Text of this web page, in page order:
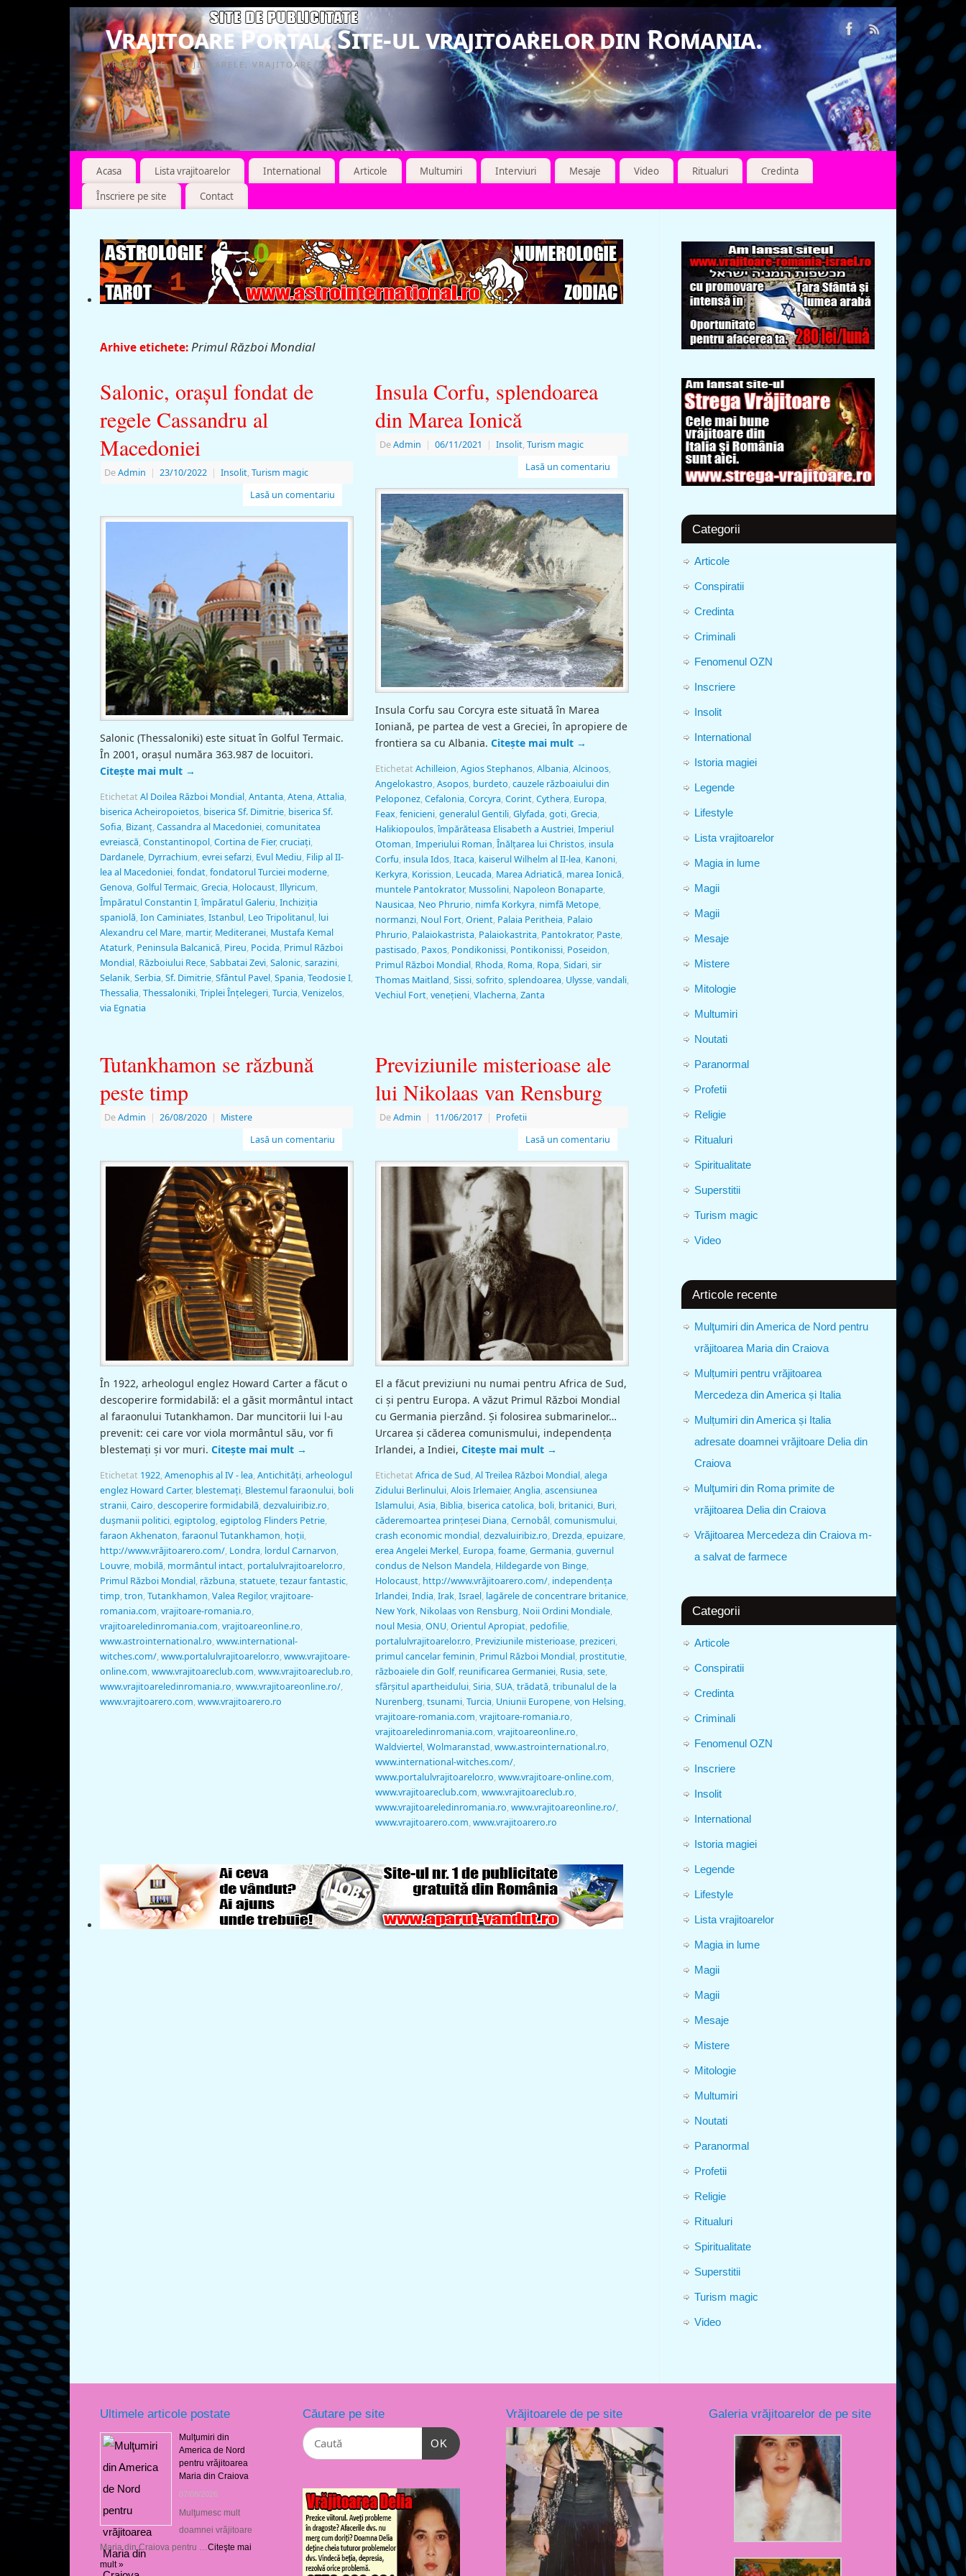
Vrajitoare Portal. Site-ul vrajitoarelor din Romania.
VRAJITOARE, VRAJITOARELE, VRAJITOARE
Acasa Lista vrajitoarelor International Articole Multumiri Interviuri Mesaje Video Ritualuri
Credinta
Înscriere pe site
Contact
Arhive etichete: Primul Război Mondial
Salonic, oraşul fondat de
regele Cassandru al
Macedoniei
DeAdmin | 23/10/2022 | Insolit, Turism magic
Lasă un comentariu
Salonic (Thessaloniki) este situat în Golful Termaic.
În 2001, oraşul număra 363.987 de locuitori.
Citește mai mult →
Etichetat Al Doilea Război Mondial,Antanta,Atena,Attalia,
biserica Acheiropoietos, biserica Sf. Dimitrie, biserica Sf.
Sofia, Bizanţ,Cassandra al Macedoniei,comunitatea
evreiască,Constantinopol,Cortina de Fier,cruciaţi,
Dardanele, Dyrrachium,evrei sefarzi, Evul Mediu, Filip al II-
lea al Macedoniei,fondat,fondatorul Turciei moderne,
Genova,Golful Termaic,Grecia, Holocaust,Illyricum,
Împăratul Constantin I,împăratul Galeriu,Inchiziţia
spaniolă,Ion Caminiates,Istanbul, Leo Tripolitanul, lui
Alexandru cel Mare, martir, Mediteranei, Mustafa Kemal
Ataturk, Peninsula Balcanică, Pireu, Pocida, Primul Război
Mondial, Războiului Rece,Sabbatai Zevi,Salonic,sarazini,
Selanik,Serbia,Sf. Dimitrie,Sfântul Pavel,Spania,Teodosie I,
Thessalia,Thessaloniki,Triplei Înţelegeri,Turcia,Venizelos,
via Egnatia
Insula Corfu, splendoarea
din Marea Ionică
DeAdmin | 06/11/2021 | Insolit, Turism magic
Lasă un comentariu
Insula Corfu sau Corcyra este situată în Marea
Ioniană, pe partea de vest a Greciei, în apropiere de
frontiera sa cu Albania. Citește mai mult →
Etichetat Achilleion,Agios Stephanos,Albania,Alcinoos,
Angelokastro,Asopos, burdeto,cauzele războaiului din
Peloponez,Cefalonia,Corcyra,Corint,Cythera, Europa,
Feax,fenicieni,generalul Gentili,Glyfada,goti,Grecia,
Halikiopoulos,împărăteasa Elisabeth a Austriei,Imperiul
Otoman,Imperiului Roman,Înălţarea lui Christos, insula
Corfu, insula Idos,Itaca, kaiserul Wilhelm al II-lea, Kanoni,
Kerkyra, Korission, Leucada, Marea Adriatică, marea Ionică,
muntele Pantokrator, Mussolini, Napoleon Bonaparte,
Nausicaa, Neo Phrurio, nimfa Korkyra, nimfă Metope,
normanzi, Noul Fort,Orient, Palaia Peritheia, Palaio
Phrurio, Palaiokastrista, Palaiokastrita, Pantokrator, Paste,
pastisado, Paxos, Pondikonissi, Pontikonissi, Poseidon,
Primul Război Mondial, Rhoda, Roma, Ropa,Sidari,sir
Thomas Maitland,Sissi,sofrito,splendoarea, Ulysse,vandali,
Vechiul Fort,veneţieni,Vlacherna,Zanta
Tutankhamon se răzbună
peste timp
DeAdmin | 26/08/2020 | Mistere
Lasă un comentariu
În 1922, arheologul englez Howard Carter a făcut o
descoperire formidabilă: el a găsit mormântul intact
al faraonului Tutankhamon. Dar muncitorii lui l-au
prevenit: cei care vor viola mormântul său, vor fi
blestemaţi şi vor muri. Citește mai mult →
Etichetat 1922,Amenophis al IV - lea,Antichităţi,arheologul
englez Howard Carter, blestemaţi, Blestemul faraonului, boli
stranii,Cairo,descoperire formidabilă,dezvaluiribiz.ro,
duşmanii politici,egiptolog,egiptolog Flinders Petrie,
faraon Akhenaton,faraonul Tutankhamon, hoţii,
http://www.vrăjitoarero.com/, Londra, lordul Carnarvon,
Louvre, mobilă, mormântul intact, portalulvrajitoarelor.ro,
Primul Război Mondial, răzbuna,statuete,tezaur fantastic,
timp,tron,Tutankhamon,Valea Regilor,vrajitoare-
romania.com,vrajitoare-romania.ro,
vrajitoareledinromania.com,vrajitoareonline.ro,
www.astrointernational.ro,www.international-
witches.com/,www.portalulvrajitoarelor.ro,www.vrajitoare-
online.com,www.vrajitoareclub.com,www.vrajitoareclub.ro,
www.vrajitoareledinromania.ro,www.vrajitoareonline.ro/,
www.vrajitoarero.com,www.vrajitoarero.ro
Previziunile misterioase ale
lui Nikolaas van Rensburg
DeAdmin | 11/06/2017 | Profetii
Lasă un comentariu
El a făcut previziuni nu numai pentru Africa de Sud,
ci şi pentru Europa. A văzut Primul Război Mondial
cu Germania pierzând. Şi folosirea submarinelor…
Urcarea şi căderea comunismului, independenţa
Irlandei, a Indiei, Citește mai mult →
Etichetat Africa de Sud,Al Treilea Război Mondial,alega
Zidului Berlinului,Alois Irlemaier,Anglia,ascensiunea
Islamului,Asia, Biblia, biserica catolica, boli, britanici, Buri,
căderemoartea prinţesei Diana,Cernobâl,comunismului,
crash economic mondial,dezvaluiribiz.ro, Drezda,epuizare,
erea Angelei Merkel, Europa,foame,Germania,guvernul
condus de Nelson Mandela, Hildegarde von Binge,
Holocaust, http://www.vrăjitoarero.com/, independenţa
Irlandei,India,Irak,Israel, lagărele de concentrare britanice,
New York, Nikolaas von Rensburg, Noii Ordini Mondiale,
noul Mesia,ONU,Orientul Apropiat, pedofilie,
portalulvrajitoarelor.ro, Previziunile misterioase, preziceri,
primul cancelar feminin, Primul Război Mondial, prostitutie,
războaiele din Golf, reunificarea Germaniei, Rusia,sete,
sfârşitul apartheidului,Siria,SUA,trădată,tribunalul de la
Nurenberg,tsunami,Turcia, Uniunii Europene,von Helsing,
vrajitoare-romania.com,vrajitoare-romania.ro,
vrajitoareledinromania.com,vrajitoareonline.ro,
Waldviertel,Wolmaranstad,www.astrointernational.ro,
www.international-witches.com/,
www.portalulvrajitoarelor.ro,www.vrajitoare-online.com,
www.vrajitoareclub.com,www.vrajitoareclub.ro,
www.vrajitoareledinromania.ro,www.vrajitoareonline.ro/,
www.vrajitoarero.com,www.vrajitoarero.ro
Categorii
Articole
Conspiratii
Credinta
Criminali
Fenomenul OZN
Inscriere
Insolit
International
Istoria magiei
Legende
Lifestyle
Lista vrajitoarelor
Magia in lume
Magii
Magii
Mesaje
Mistere
Mitologie
Multumiri
Noutati
Paranormal
Profetii
Religie
Ritualuri
Spiritualitate
Superstitii
Turism magic
Video
Articole recente
Mulţumiri din America de Nord pentru
vrăjitoarea Maria din Craiova
Mulțumiri pentru vrăjitoarea
Mercedeza din America și Italia
Mulțumiri din America și Italia
adresate doamnei vrăjitoare Delia din
Craiova
Mulţumiri din Roma primite de
vrăjitoarea Delia din Craiova
Vrăjitoarea Mercedeza din Craiova m-
a salvat de farmece
Categorii
Articole
Conspiratii
Credinta
Criminali
Fenomenul OZN
Inscriere
Insolit
International
Istoria magiei
Legende
Lifestyle
Lista vrajitoarelor
Magia in lume
Magii
Magii
Mesaje
Mistere
Mitologie
Multumiri
Noutati
Paranormal
Profetii
Religie
Ritualuri
Spiritualitate
Superstitii
Turism magic
Video
Ultimele articole postate
Mulţumiri din
America de Nord
pentru vrăjitoarea
Maria din Craiova
07/08/2026
Mulţumesc mult
doamnei vrăjitoare
Maria din Craiova pentru … Citeşte mai
mult »
Căutare pe site
OK
Vrăjitoarele de pe site Galeria vrăjitoarelor de pe site